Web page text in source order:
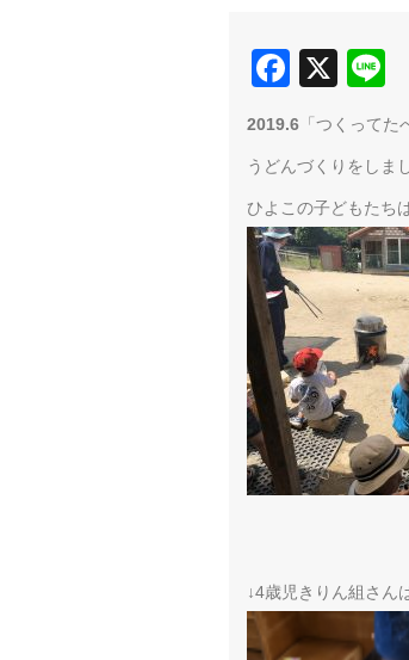
X
2019.6 「つくってた
うどんづくりをしま
ひよこの子どもたち
↓4歳児きりん組さん